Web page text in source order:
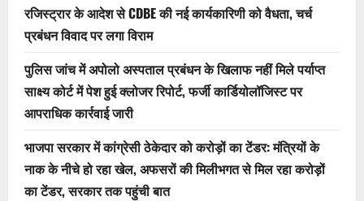
बड़ी
संख्या
में
प्रदेश
के
सराफा
व्यापारी
हुए
शामिल,उप-
मुख्यमंत्री
की
उपस्थिति
में
गूंजी
व्यापारियों
की
मांगें
रजिस्ट्रार के आदेश से CDBE की नई कार्यकारिणी को वैधता, चर्च
प्रबंधन विवाद पर लगा विराम
पुलिस जांच में अपोलो अस्पताल प्रबंधन के खिलाफ नहीं मिले पर्याप्त
साक्ष्य कोर्ट में पेश हुई क्लोजर रिपोर्ट, फर्जी कार्डियोलॉजिस्ट पर
आपराधिक कार्रवाई जारी
भाजपा सरकार में कांग्रेसी ठेकेदार को करोड़ों का टेंडर: मंत्रियों के
नाक के नीचे हो रहा खेल, अफसरों की मिलीभगत से मिल रहा करोड़ों
का टेंडर, सरकार तक पहुंची बात